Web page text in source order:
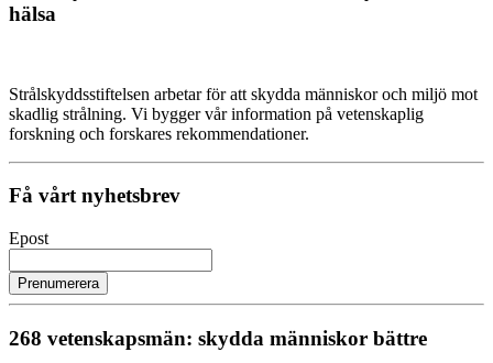
hälsa
Strålskyddsstiftelsen arbetar för att skydda människor och miljö mot
skadlig strålning. Vi bygger vår information på vetenskaplig
forskning och forskares rekommendationer.
Få vårt nyhetsbrev
Epost
Prenumerera
268 vetenskapsmän: skydda människor bättre